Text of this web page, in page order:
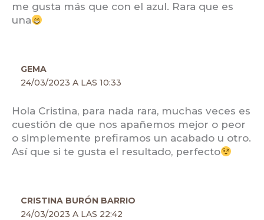
me gusta más que con el azul. Rara que es
una
GEMA
24/03/2023 A LAS 10:33
Hola Cristina, para nada rara, muchas veces es
cuestión de que nos apañemos mejor o peor
o simplemente prefiramos un acabado u otro.
Así que si te gusta el resultado, perfecto
CRISTINA BURÓN BARRIO
24/03/2023 A LAS 22:42